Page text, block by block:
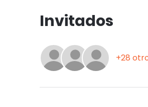
Invitados
+28